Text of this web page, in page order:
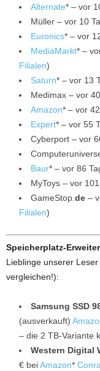
Alternate* – vor
Müller – vor 10
Euronics* – vor
MediaMarkt* –
Filialen)
Saturn* – vor 13
Medimax – vor
Amazon* – vor
Expert* – vor 55
Cyberport – vor
Baur* – vor 86
MyToys – vor
GameStop.de –
Filialen)
Speicherplatz-
Lieblinge unserer
vergleichen!):
Samsung SSD
(ausverkauft)
– die 2 TB-Variante
Western Digital
€ beiAmazon*